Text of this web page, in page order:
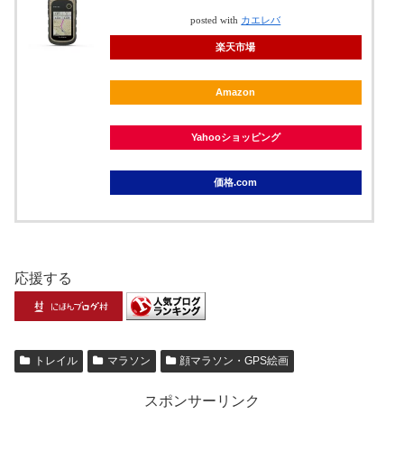
posted with カエレバ
楽天市場
Amazon
Yahooショッピング
価格.com
応援する
トレイル マラソン 顔マラソン・GPS絵画
スポンサーリンク